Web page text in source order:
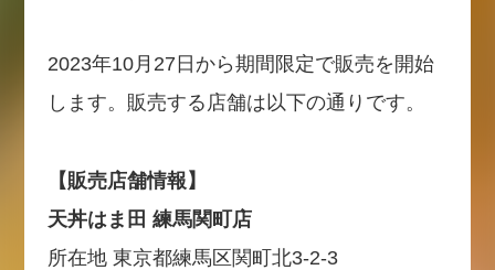
2023年10月27日から期間限定で販売を開始
します。販売する店舗は以下の通りです。
【販売店舗情報】
天丼はま田 練馬関町店
所在地 東京都練馬区関町北3-2-3